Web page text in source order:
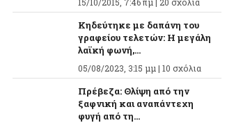
Κηδεύτηκε με δαπάνη του
γραφείου τελετών: Η μεγάλη
λαϊκή φωνή,...
05/08/2023, 3:15 μμ | 10 σχόλια
Πρέβεζα: Θλίψη από την
ξαφνική και αναπάντεχη
φυγή από τη...